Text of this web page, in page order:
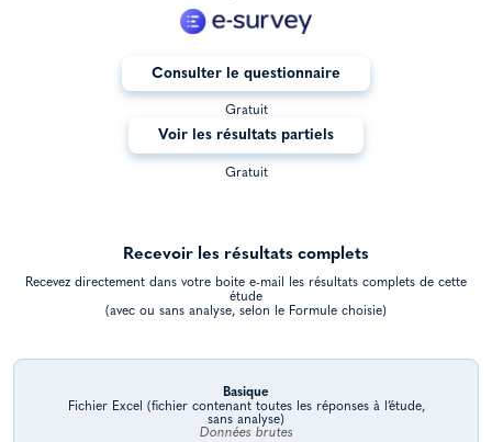
Consulter le questionnaire
Gratuit
Voir les résultats partiels
Gratuit
Recevoir les résultats complets
Recevez directement dans votre boite e-mail les résultats complets de cette
étude
(avec ou sans analyse, selon le Formule choisie)
Basique
Fichier Excel (fichier contenant toutes les réponses à l’étude,
sans analyse)
Données brutes